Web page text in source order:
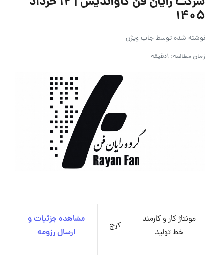
۱۴۰۵
نوشته شده توسطجاب ویژن
زمان مطالعه: 1دقیقه
مونتاژ کار و کارمند
خط تولید
کرج
مشاهده جزئیات و
ارسال رزومه